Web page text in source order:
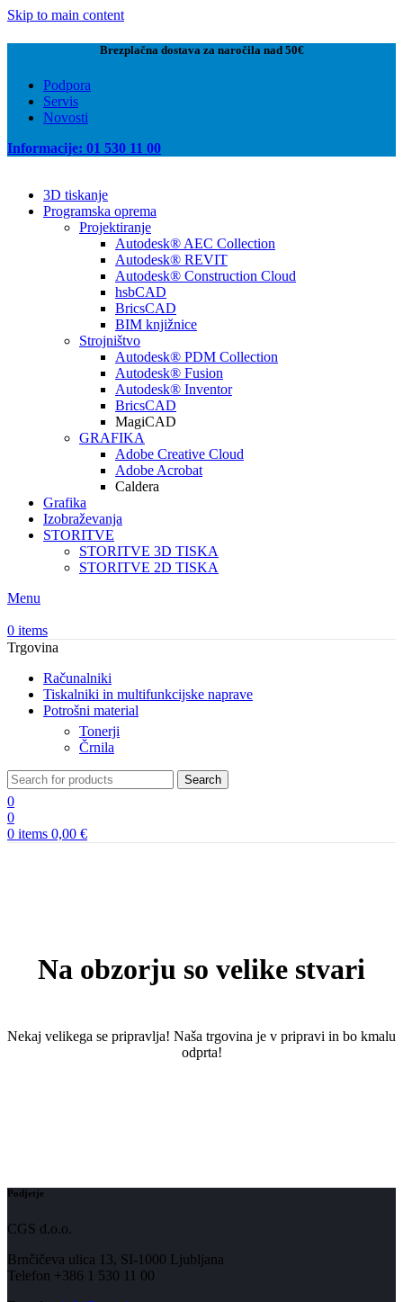
Skip to main content
Brezplačna dostava za naročila nad 50€
Podpora
Servis
Novosti
Informacije: 01 530 11 00
3D tiskanje
Programska oprema
Projektiranje
Autodesk® AEC Collection
Autodesk® REVIT
Autodesk® Construction Cloud
hsbCAD
BricsCAD
BIM knjižnice
Strojništvo
Autodesk® PDM Collection
Autodesk® Fusion
Autodesk® Inventor
BricsCAD
MagiCAD
GRAFIKA
Adobe Creative Cloud
Adobe Acrobat
Caldera
Grafika
Izobraževanja
STORITVE
STORITVE 3D TISKA
STORITVE 2D TISKA
Menu
0 items
Trgovina
Računalniki
Tiskalniki in multifunkcijske naprave
Potrošni material
Tonerji
Črnila
Search
0
0
0 items 0,00 €
Na obzorju so velike stvari
Nekaj ​​velikega se pripravlja! Naša trgovina je v pripravi in ​​bo kmalu
odprta!
Podjetje
CGS d.o.o.
Brnčičeva ulica 13, SI-1000 Ljubljana
Telefon +386 1 530 11 00